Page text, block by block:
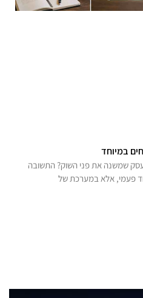
עסק שמשנה את פני השוק? התשובה
חד פעמי, אלא במערכת של